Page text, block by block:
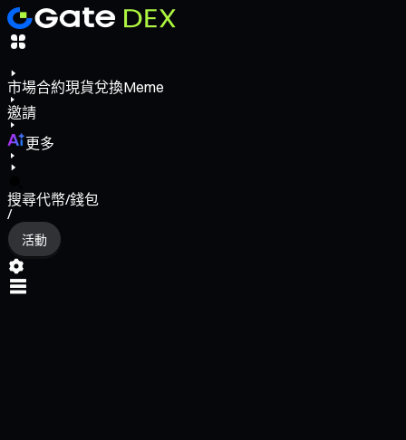
市場合約現貨兌換Meme
邀請
更多
搜尋代幣/錢包
/
活動